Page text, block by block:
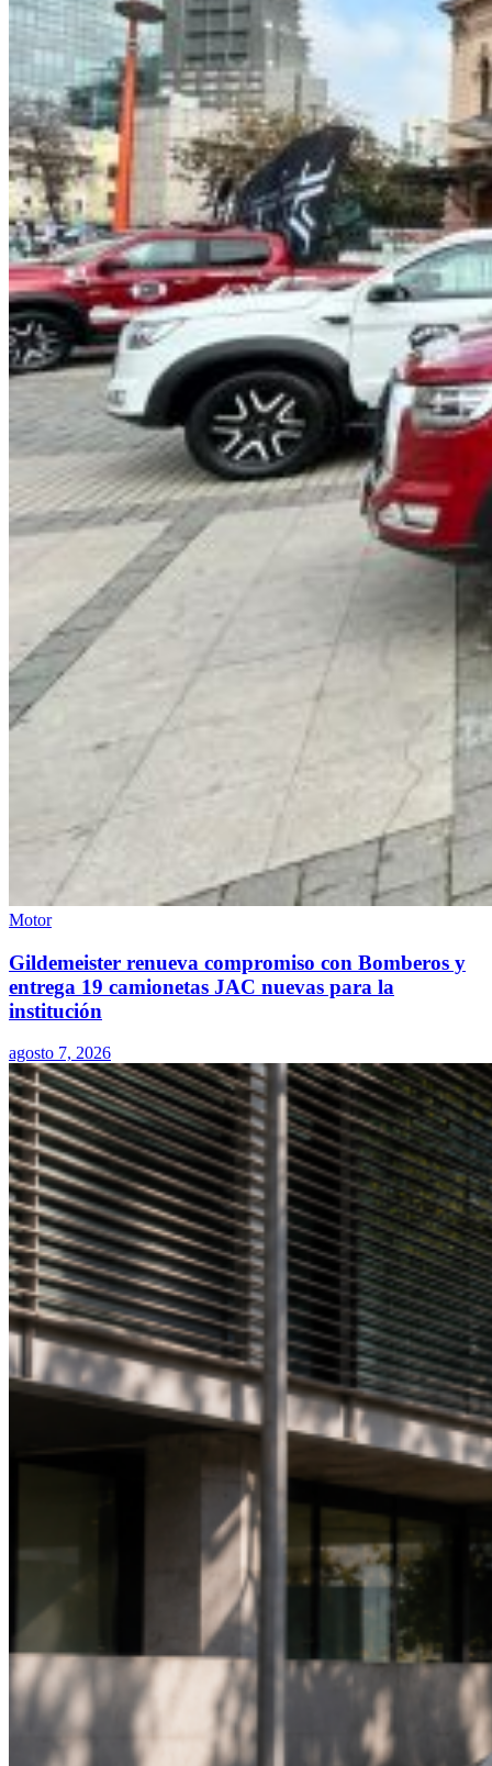
Motor
Gildemeister renueva compromiso con Bomberos y
entrega 19 camionetas JAC nuevas para la
institución
agosto 7, 2026